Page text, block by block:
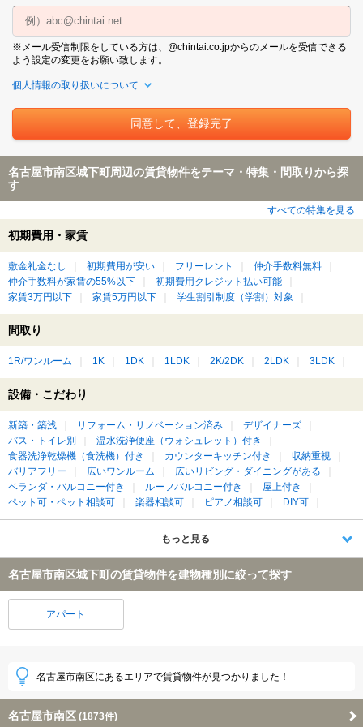
※メール受信制限をしている方は、@chintai.co.jpからのメールを受信できる
よう設定の変更をお願い致します。
個人情報の取り扱いについて
名古屋市南区城下町周辺の賃貸物件をテーマ・特集・間取りから探
す
すべての特集を見る
初期費用・家賃
敷金礼金なし 初期費用が安い フリーレント
仲介手数料無料
仲介手数料が家賃の55%以下
初期費用クレジット払い可能
家賃3万円以下
家賃5万円以下 学生割引制度（学割）対象
間取り
1R/ワンルーム 1K 1DK 1LDK 2K/2DK 2LDK 3LDK
設備・こだわり
新築・築浅 リフォーム・リノベーション済み
デザイナーズ
バス・トイレ別
温水洗浄便座（ウォシュレット）付き
食器洗浄乾燥機（食洗機）付き
カウンターキッチン付き
収納重視
バリアフリー
広いワンルーム
広いリビング・ダイニングがある
ベランダ・バルコニー付き
ルーフバルコニー付き
屋上付き
ペット可・ペット相談可
楽器相談可 ピアノ相談可 DIY可
もっと見る
名古屋市南区城下町の賃貸物件を建物種別に絞って探す
アパート
名古屋市南区にあるエリアで賃貸物件が見つかりました！
名古屋市南区 (1873件)